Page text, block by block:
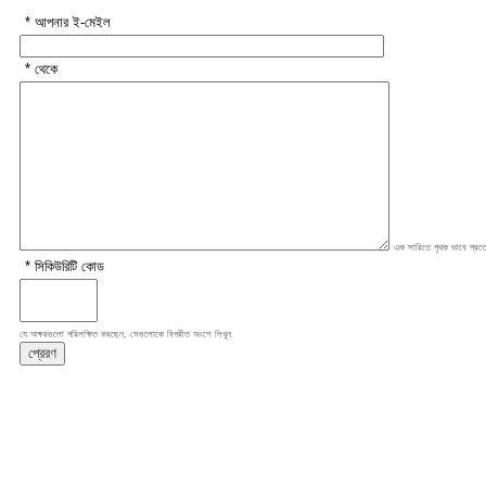
* আপনার ই-মেইল
* থেকে
এক সারিতে পৃথক ভাবে
* সিকিউরিটি কোড
যে অক্ষরগুলো পরিলক্ষিত করছেন, সেগুলোকে বিপরীত অংশে লিখুন